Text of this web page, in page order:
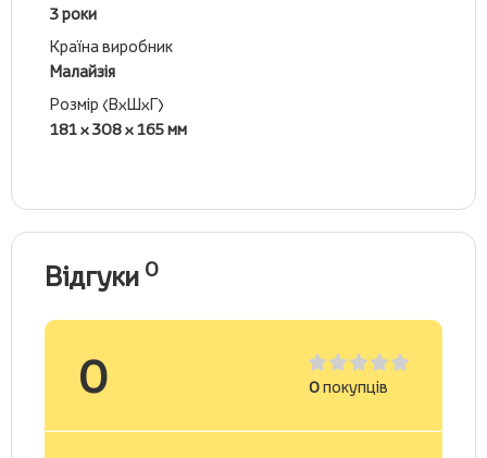
3 роки
Країна виробник
Малайзія
Розмір (ВхШхГ)
181 x 308 x 165 мм
Відгуки 0
0 0покупців